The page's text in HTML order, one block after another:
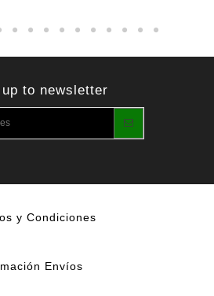
up to newsletter
y Condiciones
Envíos